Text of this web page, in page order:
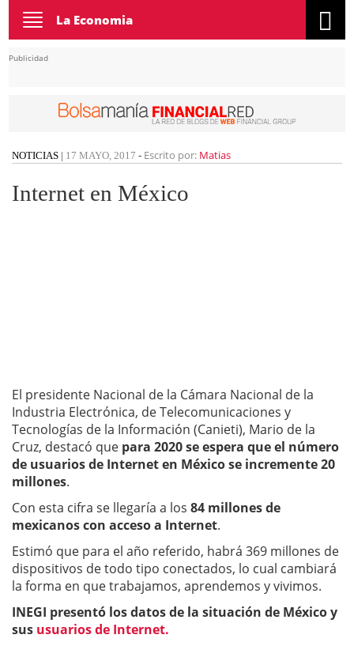
Toggle
navigation
La Economia
Publicidad
NOTICIAS | 17 MAYO, 2017 - Escrito por: Matias
Internet en México
El presidente Nacional de la Cámara Nacional de la
Industria Electrónica, de Telecomunicaciones y
Tecnologías de la Información (Canieti), Mario de la
Cruz, destacó que para 2020 se espera que el número
de usuarios de Internet en México se incremente 20
millones.
Con esta cifra se llegaría a los 84 millones de
mexicanos con acceso a Internet.
Estimó que para el año referido, habrá 369 millones de
dispositivos de todo tipo conectados, lo cual cambiará
la forma en que trabajamos, aprendemos y vivimos.
INEGI presentó los datos de la situación de México y
sus usuarios de Internet.